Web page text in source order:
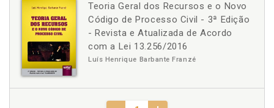
Teoria Geral dos Recursos e o Novo
Código de Processo Civil - 3ª Edição
- Revista e Atualizada de Acordo
com a Lei 13.256/2016
Luís Henrique Barbante Franzé